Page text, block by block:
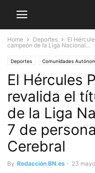
Home Deportes
El
campeón de la Liga Nacional...
Deportes Comunidades
El Hércules
revalida el
de la Liga
7 de
Cerebral
By Redacción BN.es - 23